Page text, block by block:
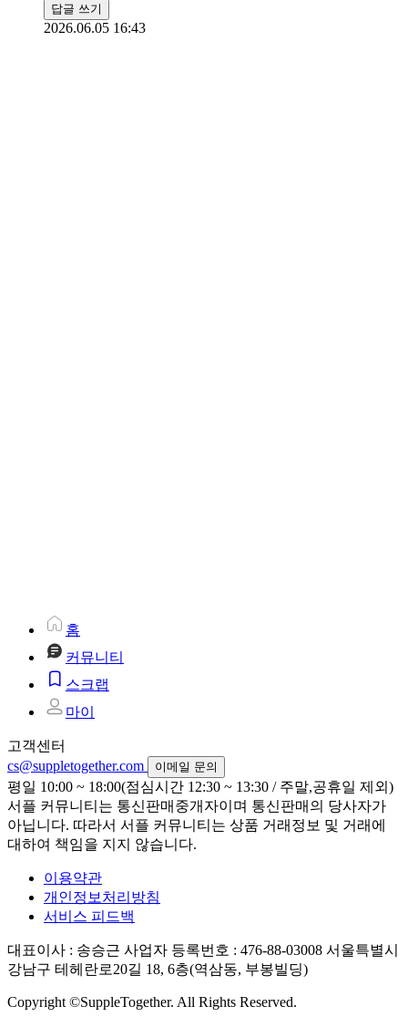
답글 쓰기
2026.06.05 16:43
홈
커뮤니티
스크랩
마이
고객센터
cs@suppletogether.com
이메일 문의
평일 10:00 ~ 18:00(점심시간 12:30 ~ 13:30 / 주말,공휴일 제외)
서플 커뮤니티는 통신판매중개자이며 통신판매의 당사자가
아닙니다. 따라서 서플 커뮤니티는 상품 거래정보 및 거래에
대하여 책임을 지지 않습니다.
이용약관
개인정보처리방침
서비스 피드백
대표이사 : 송승근 사업자 등록번호 : 476-88-03008 서울특별시
강남구 테헤란로20길 18, 6층(역삼동, 부봉빌딩)
Copyright ©SuppleTogether. All Rights Reserved.